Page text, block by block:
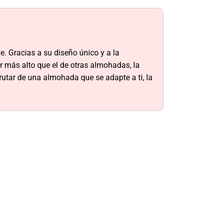
Gracias a su diseño único y a la
más alto que el de otras almohadas, la
de una almohada que se adapte a ti, la